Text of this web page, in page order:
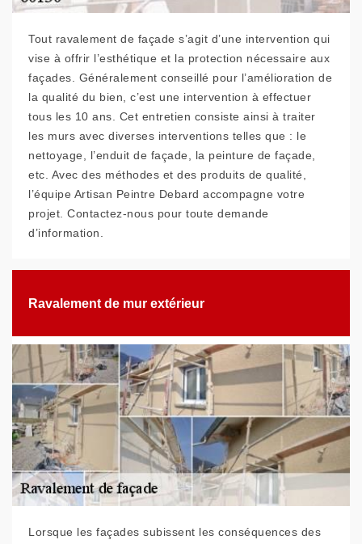
Tout ravalement de façade s’agit d’une intervention qui
vise à offrir l’esthétique et la protection nécessaire aux
façades. Généralement conseillé pour l’amélioration de
la qualité du bien, c’est une intervention à effectuer
tous les 10 ans. Cet entretien consiste ainsi à traiter
les murs avec diverses interventions telles que : le
nettoyage, l’enduit de façade, la peinture de façade,
etc. Avec des méthodes et des produits de qualité,
l’équipe Artisan Peintre Debard accompagne votre
projet. Contactez-nous pour toute demande
d’information.
Ravalement de mur extérieur
Lorsque les façades subissent les conséquences des